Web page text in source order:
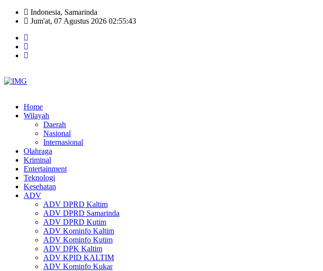
Indonesia, Samarinda
Jum'at, 07 Agustus 2026 02:55:44
Home
Wilayah
Daerah
Nasional
Internasional
Olahraga
Kriminal
Entertainment
Teknologi
Kesehatan
ADV
ADV DPRD Kaltim
ADV DPRD Samarinda
ADV DPRD Kutim
ADV Kominfo Kaltim
ADV Kominfo Kutim
ADV DPK Kaltim
ADV KPID KALTIM
ADV Kominfo Kukar